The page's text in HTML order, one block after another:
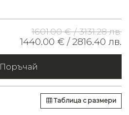
1601.00 € /3131.28 лв.
1440.00 € /2816.40 лв.
Поръчай
Таблица с размери